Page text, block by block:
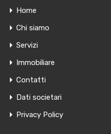
Home
Chi siamo
Servizi
Immobiliare
Contatti
Dati societari
Privacy Policy